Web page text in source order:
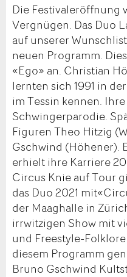
Die Festivaleröffnung
Vergnügen. Das Duo
auf unserer
neuen Programm.
«Ego» an. Christian
lernten sich 1991 in
im Tessin kennen.
Schwingerparodie.
Figuren Theo Hitzig
Gschwind (Höhener).
erhielt ihre Karriere
Circus Knie auf Tour
das Duo 2021
der Maaghalle in
irrwitzigen Show mit
und Freestyle-
diesem Programm
Bruno Gschwind